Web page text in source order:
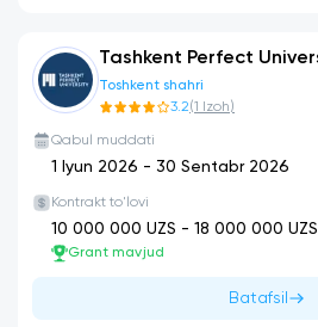
Tashkent Perfect
Toshkent shahri
3.2(1 Izoh)
Qabul muddati
1 Iyun 2026 - 30 Sentabr 2026
Kontrakt to'lovi
10 000 000 UZS - 18 000 000 UZS
Grant mavjud
Batafsil